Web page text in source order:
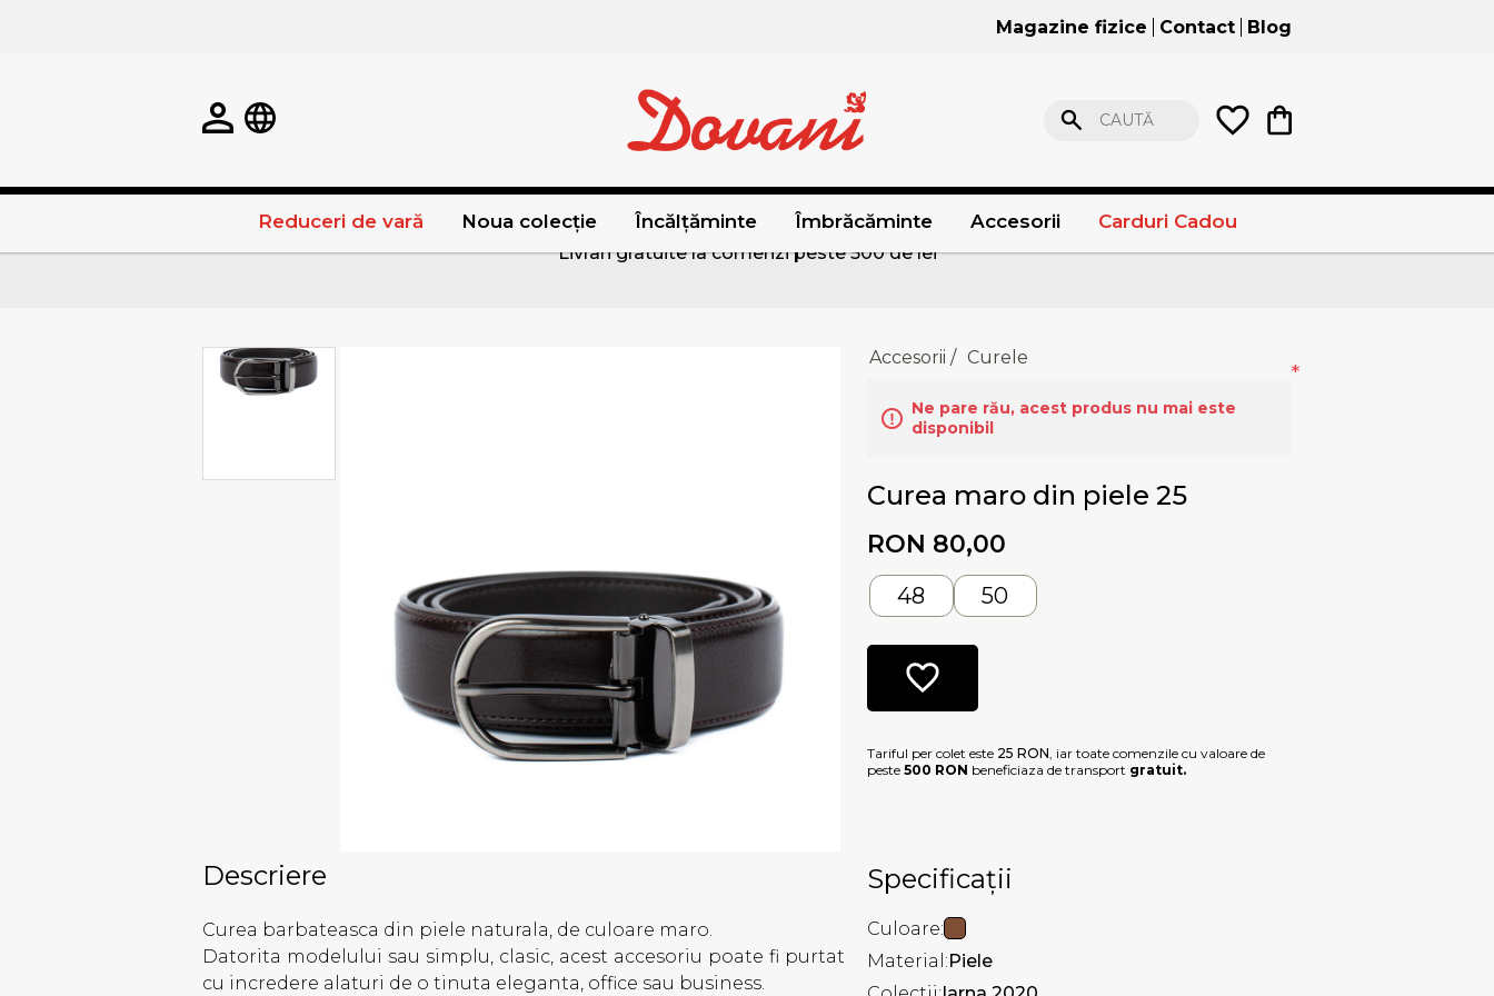
Magazine fizice Contact Blog
CAUTĂ
Reduceri de vară Noua colecție Încălțăminte Îmbrăcăminte Accesorii Carduri Cadou
Livrari gratuite la comenzi peste 500 de lei
Accesorii / Curele
Ne pare rău, acest produs nu mai este
disponibil
Curea maro din piele 25
RON 80,00
*
48 50
Tariful per colet este 25 RON , iar toate comenzile cu valoare de
peste 500 RON beneficiaza de transport gratuit.
Descriere
Curea barbateasca din piele naturala, de culoare maro.
Datorita modelului sau simplu, clasic, acest accesoriu poate fi purtat
cu incredere alaturi de o tinuta eleganta, office sau business.
Specificații
Culoare:
Material: Piele